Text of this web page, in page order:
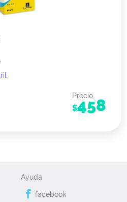
Precio
$458
Ayuda
facebook